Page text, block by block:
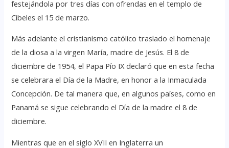
festejándola por tres días con ofrendas en el templo de
Cibeles el 15 de marzo.
Más adelante el cristianismo católico traslado el homenaje
de la diosa a la virgen María, madre de Jesús. El 8 de
diciembre de 1954, el Papa Pío IX declaró que en esta fecha
se celebrara el Día de la Madre, en honor a la Inmaculada
Concepción. De tal manera que, en algunos países, como en
Panamá se sigue celebrando el Día de la madre el 8 de
diciembre.
Mientras que en el siglo XVII en Inglaterra un